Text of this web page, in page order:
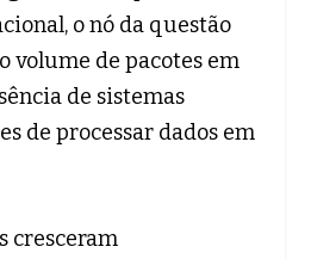
o nó da questão
volume de pacotes em
de sistemas
de processar dados em
cresceram